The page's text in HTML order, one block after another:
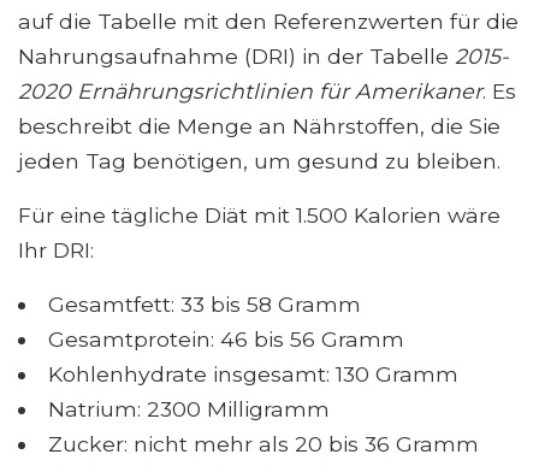
auf die Tabelle mit den Referenzwerten für die
Nahrungsaufnahme (DRI) in der Tabelle 2015-
2020 Ernährungsrichtlinien für Amerikaner. Es
beschreibt die Menge an Nährstoffen, die Sie
jeden Tag benötigen, um gesund zu bleiben.
Für eine tägliche Diät mit 1.500 Kalorien wäre
Ihr DRI:
Gesamtfett: 33 bis 58 Gramm
Gesamtprotein: 46 bis 56 Gramm
Kohlenhydrate insgesamt: 130 Gramm
Natrium: 2300 Milligramm
Zucker: nicht mehr als 20 bis 36 Gramm